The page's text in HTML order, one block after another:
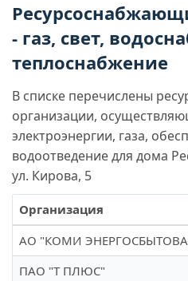
- газ, свет,
теплоснабжение
В списке перечислены
организации,
электроэнергии, газа,
водоотведение для дома
ул. Кирова, 5
Организация
АО "КОМИ
ПАО "Т ПЛЮС"